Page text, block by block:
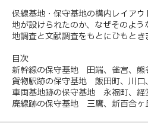
保線基地・保守基地の構内レイア
地が設けられたのか、なぜそのよ
地調査と文献調査をもとにひもとき
目次
新幹線の保守基地 田端、雀宮、熊
貨物駅跡の保守基地 飯田町、川口
車両基地跡の保守基地 永福町、経
廃線跡の保守基地 三鷹、新百合ヶ